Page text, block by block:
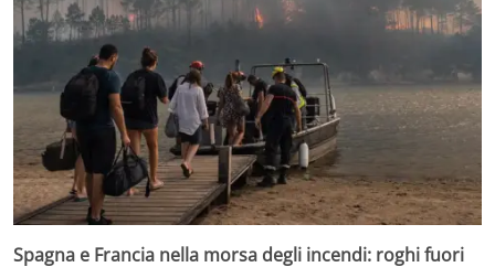
Spagna e Francia nella morsa degli incendi: roghi fuori